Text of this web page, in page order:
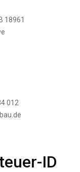
18961
012
ID